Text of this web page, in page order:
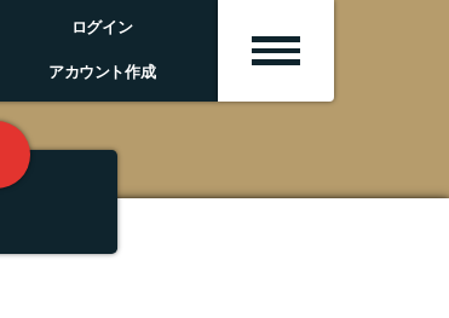
ログイン
アカウント作成